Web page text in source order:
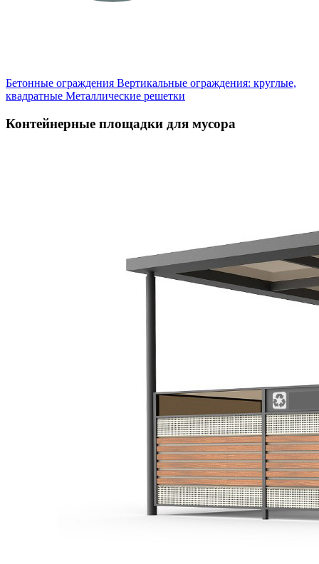
Бетонные ограждения Вертикальные ограждения: круглые,
квадратные Металлические решетки
Контейнерные площадки для мусора